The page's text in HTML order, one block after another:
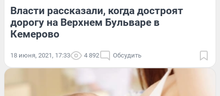
Власти рассказали, когда достроят
дорогу на Верхнем Бульваре в
Кемерово
18 июня, 2021, 17:33 4 892 Обсудить